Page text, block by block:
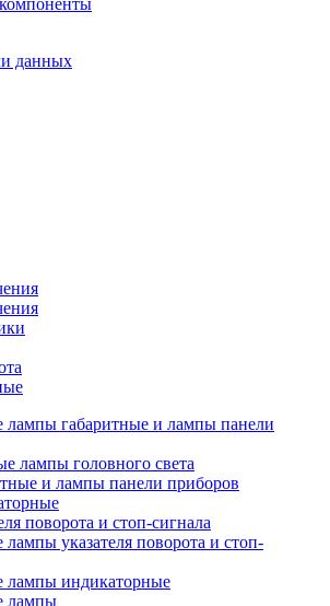
данных
лампы габаритные и лампы панели
лампы головного света
и лампы панели приборов
поворота и стоп-сигнала
указателя поворота и стоп-
лампы индикаторные
лампы